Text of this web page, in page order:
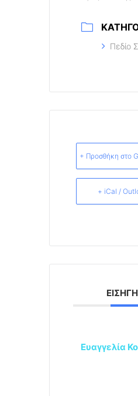
Πεδίο
+ Προσθήκη στο
+ iCal /
Ευαγγελία